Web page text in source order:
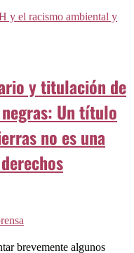
y el racismo ambiental y
y titulación de
Un título
no es una
brevemente algunos